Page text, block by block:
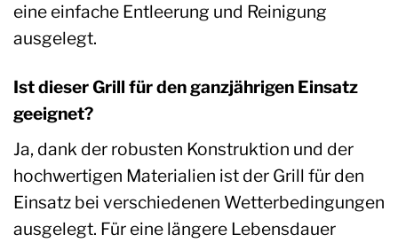
eine einfache Entleerung und Reinigung
ausgelegt.
Ist dieser Grill für den ganzjährigen Einsatz
geeignet?
Ja, dank der robusten Konstruktion und der
hochwertigen Materialien ist der Grill für den
Einsatz bei verschiedenen Wetterbedingungen
ausgelegt. Für eine längere Lebensdauer